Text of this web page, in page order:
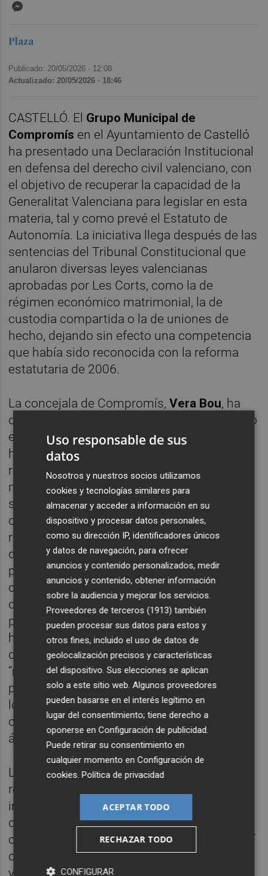
Plaza
Publicado: 20/05/2026 · 12:08
Actualizado: 20/05/2026 · 18:46
CASTELLÓ. El Grupo Municipal de
Compromís en el Ayuntamiento de Castelló
ha presentado una Declaración Institucional
en defensa del derecho civil valenciano, con
el objetivo de recuperar la capacidad de la
Generalitat Valenciana para legislar en esta
materia, tal y como prevé el Estatuto de
Autonomía. La iniciativa llega después de las
sentencias del Tribunal Constitucional que
anularon diversas leyes valencianas
aprobadas por Les Corts, como la de
régimen económico matrimonial, la de
custodia compartida o la de uniones de
hecho, dejando sin efecto una competencia
que había sido reconocida con la reforma
estatutaria de 2006.
La concejala de Compromís,Vera Bou, ha
defendido que “el derecho civil valenciano no
es una cuestión jurídica menor, sino una
herramienta fundamental para dar
respuestas propias a la realidad social de
nuestro territorio”. En este sentido, ha
subrayado que “hablamos de legislar sobre
cuestiones tan importantes como las
relaciones familiares, la convivencia o los
derechos de las personas desde una
perspectiva valenciana y adaptada a nuestro
contexto”. Bou ha criticado que “las
decisiones del Tribunal Constitucional han
perpetuado una situación de injusticia
histórica que arrastramos desde la abolición
de los Fueros en 1707” y ha añadido que
“mientras otros territorios con derecho foral
pueden desarrollar su propio derecho civil,
los valencianos seguimos limitados y sin
capacidad plena de autogobierno en este
ámbito”.
La Declaración Institucional también
reclama a
impulsen una reforma de la Constitución
que garantice de manera clara la
competencia en derecho civil valenciano, así
como el reconocimiento efectivo de lo que
ya establece el Estatuto de Autonomía.
Uso responsable de sus
datos
Nosotros y nuestros socios utilizamos
cookies y tecnologías similares para
almacenar y acceder a información en su
dispositivo y procesar datos personales,
como su dirección IP, identificadores únicos
y datos de navegación, para ofrecer
anuncios y contenido personalizados, medir
anuncios y contenido, obtener información
sobre la audiencia y mejorar los servicios.
Proveedores de terceros (1913) también
pueden procesar sus datos para estos y
otros fines, incluido el uso de datos de
geolocalización precisos y características
del dispositivo. Sus elecciones se aplican
solo a este sitio web. Algunos proveedores
pueden basarse en el interés legítimo en
lugar del consentimiento; tiene derecho a
oponerse enConfiguración de publicidad
Puede retirar su consentimiento en
cualquier momento enConfiguración de
cookies .Política de privacidad
ACEPTAR TODO
RECHAZAR TODO
CONFIGURAR